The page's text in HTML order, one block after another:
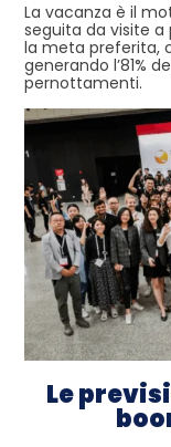
La vacanza è il
seguita da visite a
la meta preferita,
generando l’81%
pernottamenti.
Le